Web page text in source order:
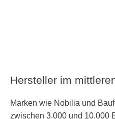
Hersteller im
Marken wie Nobilia und
zwischen 3.000 und 10.000